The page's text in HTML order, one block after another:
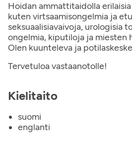
Hoidan ammattitaidolla
kuten virtsaamisongelmia ja
seksuaalisiavaivoja, urologisia
ongelmia, kiputiloja ja miesten
Olen kuunteleva ja
Tervetuloa vastaanotolle!
Kielitaito
suomi
englanti